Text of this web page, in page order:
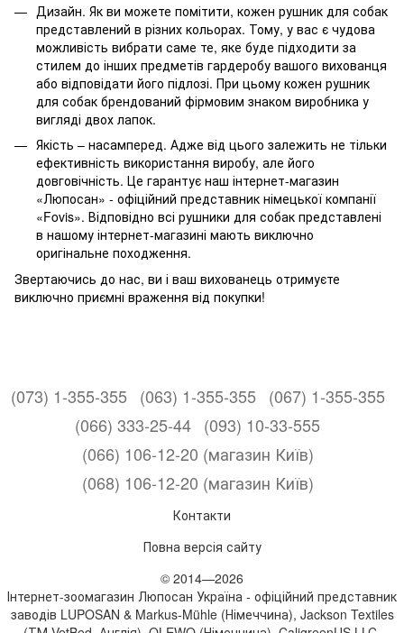
Дизайн. Як ви можете помітити, кожен рушник для собак
представлений в різних кольорах. Тому, у вас є чудова
можливість вибрати саме те, яке буде підходити за
стилем до інших предметів гардеробу вашого вихованця
або відповідати його підлозі. При цьому кожен рушник
для собак брендований фірмовим знаком виробника у
вигляді двох лапок.
Якість – насамперед. Адже від цього залежить не тільки
ефективність використання виробу, але його
довговічність. Це гарантує наш інтернет-магазин
«Люпосан» - офіційний представник німецької компанії
«Fovis». Відповідно всі рушники для собак представлені
в нашому інтернет-магазині мають виключно
оригінальне походження.
Звертаючись до нас, ви і ваш вихованець отримуєте
виключно приємні враження від покупки!
(073) 1-355-355 (063) 1-355-355 (067) 1-355-355
(066) 333-25-44 (093) 10-33-555
(066) 106-12-20 (магазин Київ)
(068) 106-12-20 (магазин Київ)
Контакти
Повна версія сайту
© 2014—2026
Інтернет-зоомагазин Люпосан Україна - офіційний представник
заводів LUPOSAN & Markus-Mühle (Німеччина), Jackson Textiles